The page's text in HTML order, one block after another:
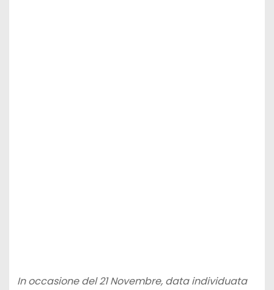
In occasione del 21 Novembre, data individuata